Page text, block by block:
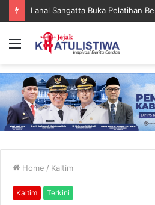
Menu
Home / Kaltim
Kaltim Terkini